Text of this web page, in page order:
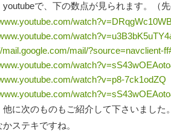
youtubeで、下の数点が見られます。（
mail.google.com/mail/?source=navclient-
watch?v=p8-7ck1odZQ
他に次のものもご紹介して下さいました
かステキですね。